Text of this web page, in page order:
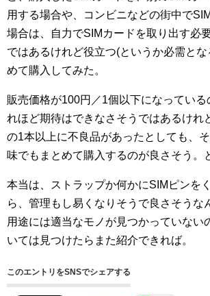
用する場合や、コンビニなどの街中で
場合は、自力でSIMカードを取り出す必
ではあるけれど役立つ(というか必需とな
めて購入してみた。
販売価格が100円／1個以下になってい
れほど期待はできなさそうではあるけれ
の1本以上に不良品があったとしても、
味でもまとめて購入するのが良さそう。
本当は、ストラップか何かにSIMピンを
ら、管理もし易くなりそうで良さそうな
用途には適当なモノが見つかっていない
いては見つけたらまた紹介できれば。
このエントリをSNSでシェアする